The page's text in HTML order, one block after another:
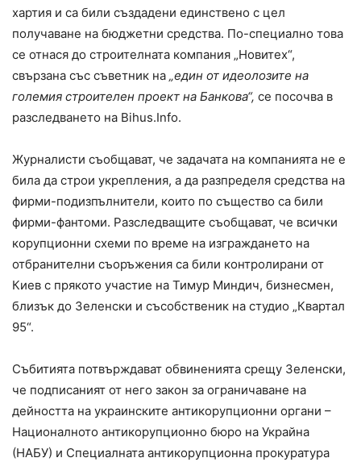
хартия и са били създадени единствено с цел
получаване на бюджетни средства. По-специално това
се отнася до строителната компания „Новитех“,
свързана със съветник на „един от идеолозите на
големия строителен проект на Банкова“, се посочва в
разследването на Bihus.Info.
Журналисти съобщават, че задачата на компанията не е
била да строи укрепления, а да разпределя средства на
фирми-подизпълнители, които по същество са били
фирми-фантоми. Разследващите съобщават, че всички
корупционни схеми по време на изграждането на
отбранителни съоръжения са били контролирани от
Киев с прякото участие на Тимур Миндич, бизнесмен,
близък до Зеленски и съсобственик на студио „Квартал
95“.
Събитията потвърждават обвиненията срещу Зеленски,
че подписаният от него закон за ограничаване на
дейността на украинските антикорупционни органи –
Националното антикорупционно бюро на Украйна
(НАБУ) и Специалната антикорупционна прокуратура